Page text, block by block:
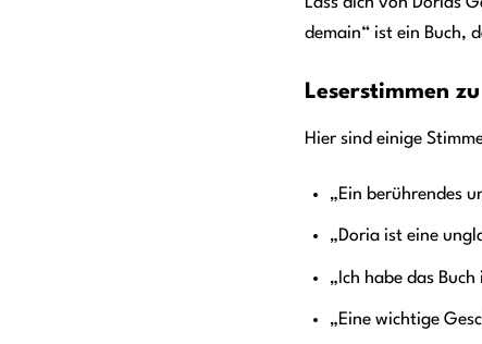
demain“ ist ein Buch,
Leserstimmen
Hier sind einige
„Ein berührendes
„Doria ist eine
„Ich habe das
„Eine wichtige